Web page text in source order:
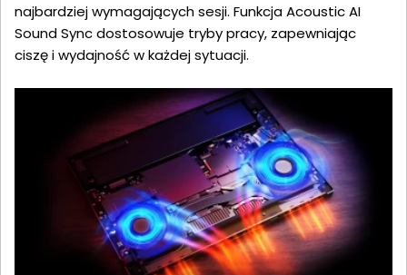
najbardziej wymagających sesji. Funkcja Acoustic AI
Sound Sync dostosowuje tryby pracy, zapewniając
ciszę i wydajność w każdej sytuacji.